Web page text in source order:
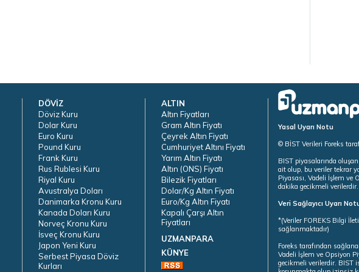
DÖVİZ
Döviz Kuru
Dolar Kuru
Euro Kuru
Pound Kuru
Frank Kuru
Rus Rublesi Kuru
Riyal Kuru
Avustralya Doları
Danimarka Kronu Kuru
Kanada Doları Kuru
Norveç Kronu Kuru
İsveç Kronu Kuru
Japon Yeni Kuru
Serbest Piyasa Döviz
Kurları
ALTIN
Altın Fiyatları
Gram Altın Fiyatı
Çeyrek Altın Fiyatı
Cumhuriyet Altını Fiyatı
Yarım Altın Fiyatı
Altın (ONS) Fiyatı
Bilezik Fiyatları
Dolar/Kg Altın Fiyatı
Euro/Kg Altın Fiyatı
Kapalı Çarşı Altın
Fiyatları
UZMANPARA
KÜNYE
Yasal Uyarı Notu
© BİST Verileri Foreks
BIST piyasalarında
ait olup, bu veriler tekrar
Piyasası, Vadeli İşlem ve
dakika gecikmeli verilerdir.
Veri Sağlayıcı Uyarı
*(Veriler FOREKS Bilgi
sağlanmaktadır)
Foreks tarafından
Vadeli İşlem ve Opsiyon
gecikmeli verilerdir. BIST